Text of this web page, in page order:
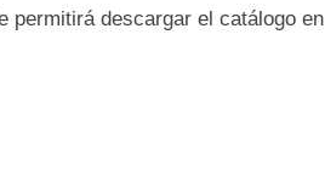
permitirá descargar el catálogo en